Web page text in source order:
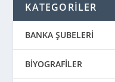
KATEGORİLER
BANKA ŞUBELERİ
BİYOGRAFİLER